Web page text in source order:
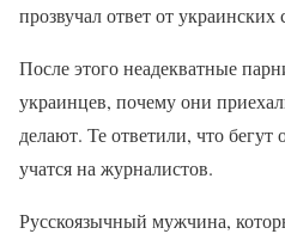
прозвучал ответ от украинских
После этого неадекватные
украинцев, почему они
делают. Те ответили, что бегут
учатся на журналистов.
Русскоязычный мужчина,